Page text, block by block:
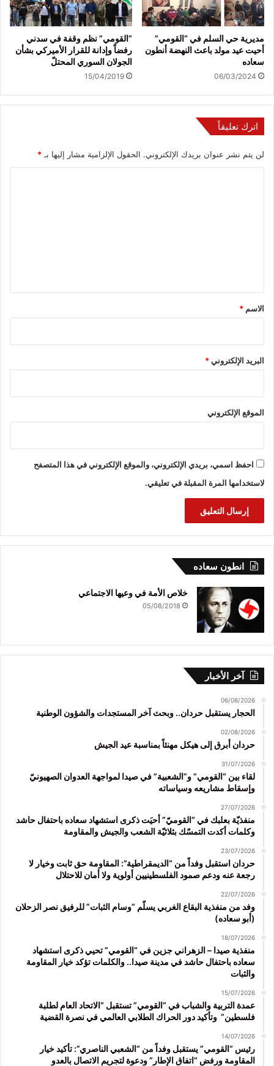
مديرية حي السلم في “القومي”
أحيت عيد مولد باعث النهضة أنطون
سعاده
06/03/2024
“القومي” نظم وقفة في سدني
رفضاً وإدانة للقرار الأميركي بشأن
الجولان السوري المحتلّ
15/04/2019
اترك تعليقاً
لن يتم نشر عنوان بريدك الإلكتروني. الحقول الإلزامية مشار إليها بـ *
*
الاسم *
البريد الإلكتروني*
الموقع الإلكتروني
احفظ اسمي، بريدي الإلكتروني، والموقع الإلكتروني في هذا المتصفح
لاستخدامها المرة المقبلة في تعليقي.
انطون سعاده
خلاص الأمة في وعيها الاجتماعي
05/08/2018
آخر الأخبار
06/08/2026
الحجار يستقبل حردان.. وبحث آخر المستجدات والشؤون الوطنية
02/08/2026
حردان أبرق إلى هيكل مهنئاً بمناسبة عيد الجيش
31/07/2026
لقاء بين “القومي” و”الشعبية” في صيدا لمواجهة العدوان الصهيونيّ
وإسقاط مشاريعه وسياساته
27/07/2026
منفذيّة بعلبك في “القوميّ” أحيَت ذكرى استشهاد سعاده باحتفال حاشد
وكلمات أكدت التمسّك بثلاثيّة الشعب والجيش والمقاومة
23/07/2026
حردان استقبل وفداً من “الديمقراطية”: المقاومة حق ثابت وخيار لا
رجعة عنه ودعم صمود الفلسطينيين أولوية ولا أمان للاحتلال
22/07/2026
وفد من منفذية البقاع الغربي يسلّم “وسام الثبات” للرفيق نصر الزحلان
(أبو سعاده)
18/07/2026
منفذية صيدا – الزهراني جزين في “القومي” تحيي ذكرى استشهاد
سعاده باحتفال حاشد في مدينة صيدا.. والكلمات تؤكد خيار المقاومة
والثبات
15/07/2026
عمدة التربية والشباب في “القومي” تستقبل “الاتحاد العام لطلبة
فلسطين” وتأكيد دور الحراك الطلابي العالمي في نصرة القضية
14/07/2026
رئيس “القومي” يستقبل وفداً من “الشعبي الناصري”: تأكيد خيار
المقاومة ورفض “اتفاق الإطار” ودعوة لتجريم الاتصال بالعدو